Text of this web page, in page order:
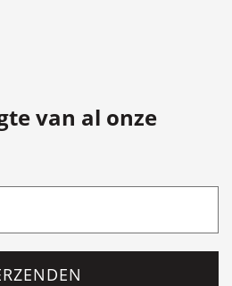
van al onze